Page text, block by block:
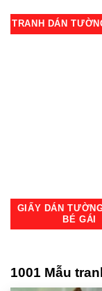
TRANH DÁN
GIẤY DÁN
BÉ GÁI
1001 Mẫu